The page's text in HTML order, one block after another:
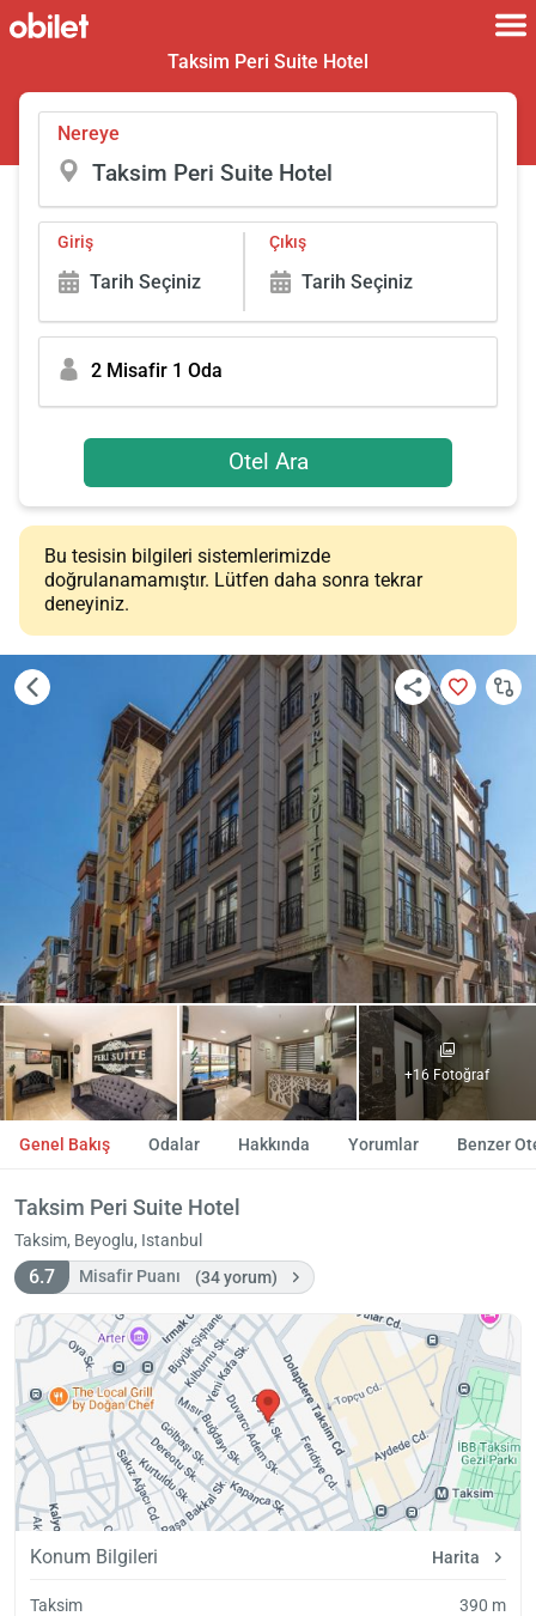
Taksim Peri Suite Hotel
Nereye
Giriş
Tarih Seçiniz
Çıkış
Tarih Seçiniz
2 Misafir 1 Oda
Otel Ara
Bu tesisin bilgileri sistemlerimizde
doğrulanamamıştır. Lütfen daha sonra tekrar
deneyiniz.
+16 Fotoğraf
Genel Bakış Odalar Hakkında Yorumlar Benzer
Taksim Peri Suite Hotel
Taksim, Beyoglu, Istanbul
6.7 Misafir Puanı (34 yorum)
Konum Bilgileri Harita
Taksim
390 m